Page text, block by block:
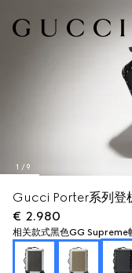
1 /9
Gucci Porter系列登
€ 2.980
相关款式黑色GG Supreme